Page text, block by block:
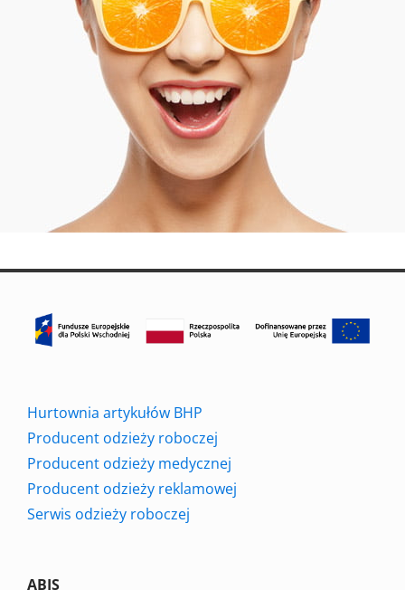
Hurtownia artykułów BHP
Producent odzieży roboczej
Producent odzieży medycznej
Producent odzieży reklamowej
Serwis odzieży roboczej
ABIS